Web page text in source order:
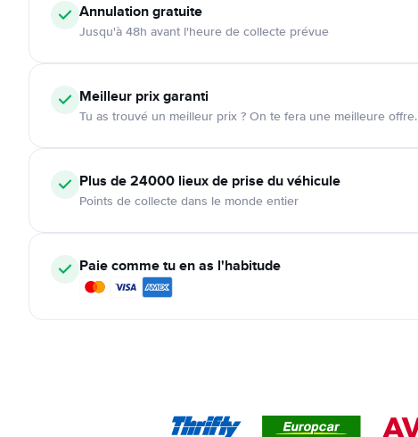
Annulationgratuite
Jusqu'à 48h avant l'heure de collecte prévue
Meilleur prix garanti
Tu as trouvé un meilleur prix ? On te fera une meilleure offre.
Plus de 24000 lieux de prise du véhicule
Points de collecte dans le monde entier
Paie comme tu en as l'habitude